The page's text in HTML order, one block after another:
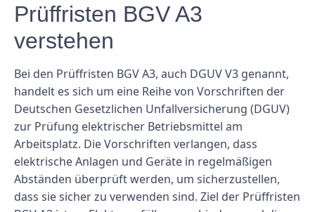
Prüffristen BGV A3
verstehen
Bei den Prüffristen BGV A3, auch DGUV V3 genannt,
handelt es sich um eine Reihe von Vorschriften der
Deutschen Gesetzlichen Unfallversicherung (DGUV)
zur Prüfung elektrischer Betriebsmittel am
Arbeitsplatz. Die Vorschriften verlangen, dass
elektrische Anlagen und Geräte in regelmäßigen
Abständen überprüft werden, um sicherzustellen,
dass sie sicher zu verwenden sind. Ziel der Prüffristen